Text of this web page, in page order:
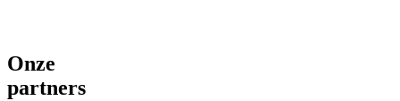
Onze
partners